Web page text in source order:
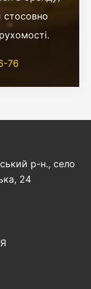
стосовно
76
р-н., село
24